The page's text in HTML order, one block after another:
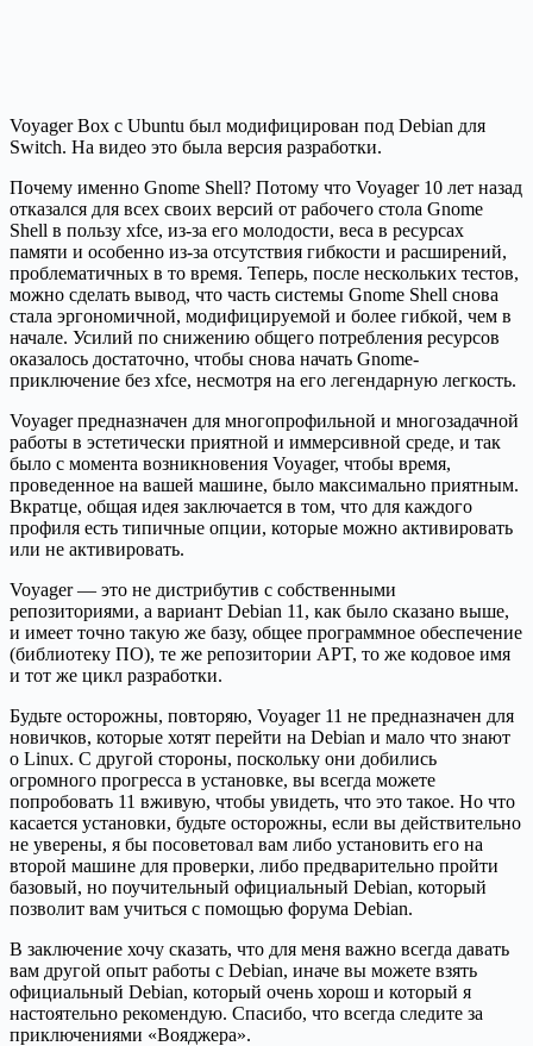
Voyager Box с Ubuntu был модифицирован под Debian для
Switch. На видео это была версия разработки.
Почему именно Gnome Shell? Потому что Voyager 10 лет назад
отказался для всех своих версий от рабочего стола Gnome
Shell в пользу xfce, из-за его молодости, веса в ресурсах
памяти и особенно из-за отсутствия гибкости и расширений,
проблематичных в то время. Теперь, после нескольких тестов,
можно сделать вывод, что часть системы Gnome Shell снова
стала эргономичной, модифицируемой и более гибкой, чем в
начале. Усилий по снижению общего потребления ресурсов
оказалось достаточно, чтобы снова начать Gnome-
приключение без xfce, несмотря на его легендарную легкость.
Voyager предназначен для многопрофильной и многозадачной
работы в эстетически приятной и иммерсивной среде, и так
было с момента возникновения Voyager, чтобы время,
проведенное на вашей машине, было максимально приятным.
Вкратце, общая идея заключается в том, что для каждого
профиля есть типичные опции, которые можно активировать
или не активировать.
Voyager — это не дистрибутив с собственными
репозиториями, а вариант Debian 11, как было сказано выше,
и имеет точно такую же базу, общее программное обеспечение
(библиотеку ПО), те же репозитории APT, то же кодовое имя
и тот же цикл разработки.
Будьте осторожны, повторяю, Voyager 11 не предназначен для
новичков, которые хотят перейти на Debian и мало что знают
о Linux. С другой стороны, поскольку они добились
огромного прогресса в установке, вы всегда можете
попробовать 11 вживую, чтобы увидеть, что это такое. Но что
касается установки, будьте осторожны, если вы действительно
не уверены, я бы посоветовал вам либо установить его на
второй машине для проверки, либо предварительно пройти
базовый, но поучительный официальный Debian, который
позволит вам учиться с помощью форума Debian.
В заключение хочу сказать, что для меня важно всегда давать
вам другой опыт работы с Debian, иначе вы можете взять
официальный Debian, который очень хорош и который я
настоятельно рекомендую. Спасибо, что всегда следите за
приключениями «Вояджера».